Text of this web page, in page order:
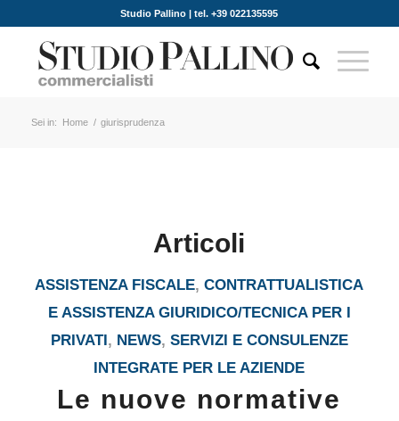
Studio Pallino | tel. +39 022135595
Sei in: Home / giurisprudenza
Articoli
ASSISTENZA FISCALE,CONTRATTUALISTICA
E ASSISTENZA GIURIDICO/TECNICA PER I
PRIVATI, NEWS, SERVIZI E CONSULENZE
INTEGRATE PER LE AZIENDE
Le nuove normative